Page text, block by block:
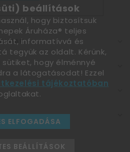
beállítások
hogy biztosítsuk
Áruháza® teljes
informatívvá és
tegyük az oldalt. Kérünk,
hogy élménnyé
a látogatásodat! Ezzel
tájékoztatóban
ELFOGADÁSA
BEÁLLÍTÁSOK